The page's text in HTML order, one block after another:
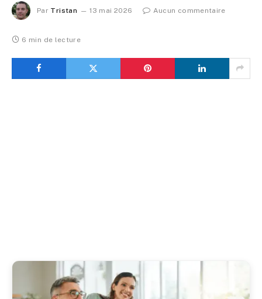
Par Tristan 13 mai 2026 Aucun commentaire
6 min de lecture